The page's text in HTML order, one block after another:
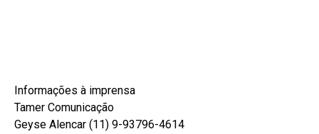
Informações à imprensa
Tamer Comunicação
Geyse Alencar (11) 9-93796-4614